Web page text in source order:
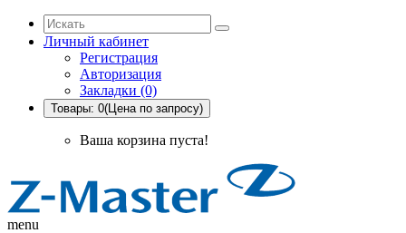
Личный кабинет
Регистрация
Авторизация
Закладки (0)
Товары: 0(Цена по запросу)
Ваша корзина пуста!
menu